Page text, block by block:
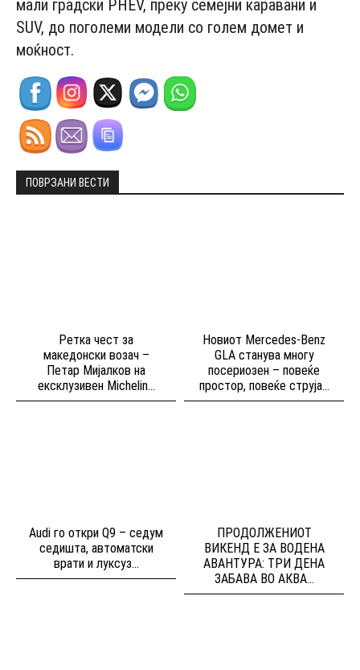
мали градски PHEV, преку семејни каравани и
SUV, до поголеми модели со голем домет и
моќност.
ПОВРЗАНИ ВЕСТИ
Ретка чест за
македонски возач –
Петар Мијалков на
ексклузивен Michelin...
Новиот Mercedes-Benz
GLA станува многу
посериозен – повеќе
простор, повеќе струја...
Audi го откри Q9 – седум
седишта, автоматски
врати и луксуз...
ПРОДОЛЖЕНИОТ
ВИКЕНД Е ЗА ВОДЕНА
АВАНТУРА: ТРИ ДЕНА
ЗАБАВА ВО АКВА...